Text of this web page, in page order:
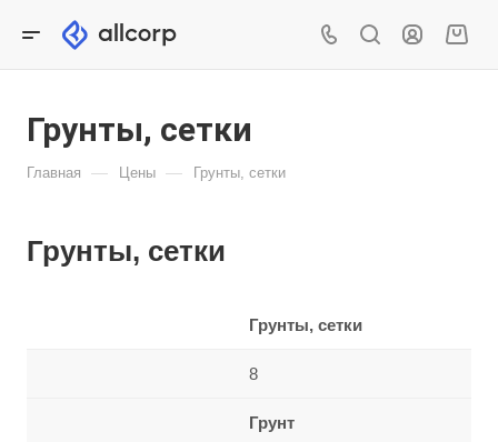
Грунты, сетки
Главная — Цены — Грунты, сетки
Грунты, сетки
Грунты, сетки
8
Грунт